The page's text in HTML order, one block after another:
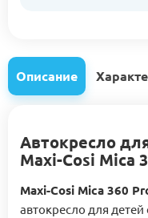
Описание
Автокресло
Maxi-Cosi Mica
Maxi-Cosi Mica 360
автокресло для